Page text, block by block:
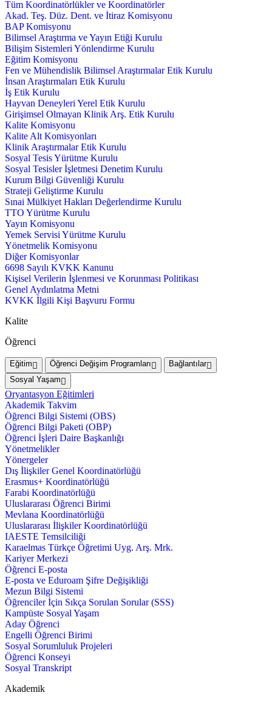
Tüm Koordinatörlükler ve Koordinatörler
Akad. Teş. Düz. Dent. ve İtiraz Komisyonu
BAP Komisyonu
Bilimsel Araştırma ve Yayın Etiği Kurulu
Bilişim Sistemleri Yönlendirme Kurulu
Eğitim Komisyonu
Fen ve Mühendislik Bilimsel Araştırmalar Etik Kurulu
İnsan Araştırmaları Etik Kurulu
İş Etik Kurulu
Hayvan Deneyleri Yerel Etik Kurulu
Girişimsel Olmayan Klinik Arş. Etik Kurulu
Kalite Komisyonu
Kalite Alt Komisyonları
Klinik Araştırmalar Etik Kurulu
Sosyal Tesis Yürütme Kurulu
Sosyal Tesisler İşletmesi Denetim Kurulu
Kurum Bilgi Güvenliği Kurulu
Strateji Geliştirme Kurulu
Sınai Mülkiyet Hakları Değerlendirme Kurulu
TTO Yürütme Kurulu
Yayın Komisyonu
Yemek Servisi Yürütme Kurulu
Yönetmelik Komisyonu
Diğer Komisyonlar
6698 Sayılı KVKK Kanunu
Kişisel Verilerin İşlenmesi ve Korunması Politikası
Genel Aydınlatma Metni
KVKK İlgili Kişi Başvuru Formu
Kalite
Öğrenci
Eğitim Öğrenci Değişim Programları
Bağlantılar
Sosyal Yaşam
Oryantasyon Eğitimleri
Akademik Takvim
Öğrenci Bilgi Sistemi (OBS)
Öğrenci Bilgi Paketi (OBP)
Öğrenci İşleri Daire Başkanlığı
Yönetmelikler
Yönergeler
Dış İlişkiler Genel Koordinatörlüğü
Erasmus+ Koordinatörlüğü
Farabi Koordinatörlüğü
Uluslararası Öğrenci Birimi
Mevlana Koordinatörlüğü
Uluslararası İlişkiler Koordinatörlüğü
IAESTE Temsilciliği
Karaelmas Türkçe Öğretimi Uyg. Arş. Mrk.
Kariyer Merkezi
Öğrenci E-posta
E-posta ve Eduroam Şifre Değişikliği
Mezun Bilgi Sistemi
Öğrenciler İçin Sıkça Sorulan Sorular (SSS)
Kampüste Sosyal Yaşam
Aday Öğrenci
Engelli Öğrenci Birimi
Sosyal Sorumluluk Projeleri
Öğrenci Konseyi
Sosyal Transkript
Akademik